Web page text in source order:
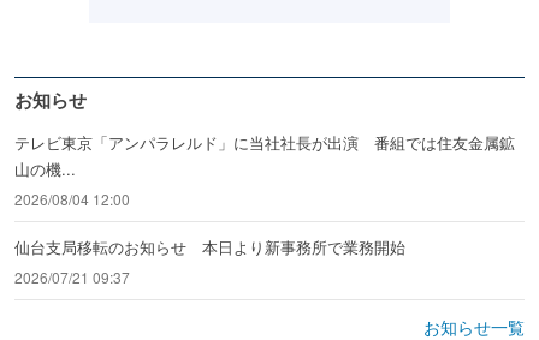
お知らせ
テレビ東京「アンパラレルド」に当社社長が出演 番組では住友金属鉱
山の機...
2026/08/04 12:00
仙台支局移転のお知らせ 本日より新事務所で業務開始
2026/07/21 09:37
お知らせ一覧